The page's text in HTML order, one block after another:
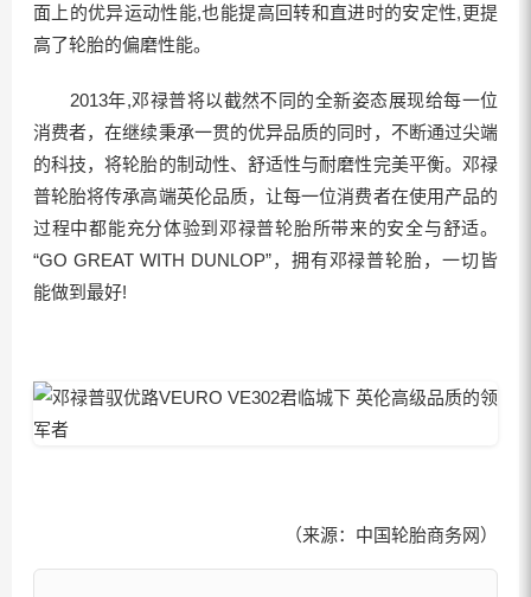
面上的优异运动性能,也能提高回转和直进时的安定性,更提
高了轮胎的偏磨性能。
2013年,邓禄普将以截然不同的全新姿态展现给每一位
消费者，在继续秉承一贯的优异品质的同时，不断通过尖端
的科技，将轮胎的制动性、舒适性与耐磨性完美平衡。邓禄
普轮胎将传承高端英伦品质，让每一位消费者在使用产品的
过程中都能充分体验到邓禄普轮胎所带来的安全与舒适。
“GO GREAT WITH DUNLOP”，拥有邓禄普轮胎，一切皆
能做到最好!
（来源：中国轮胎商务网）